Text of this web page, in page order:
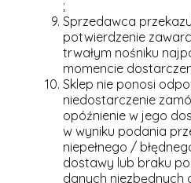
;
Sprzedawca
potwierdzenie
trwałym nośniku
momencie
Sklep nie ponosi
niedostarczenie
opóźnienie w jego
w wyniku podania
niepełnego /
dostawy lub braku
danych niezbędnych